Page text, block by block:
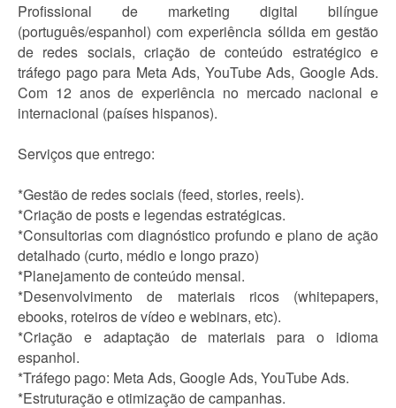
Profissional de marketing digital bilíngue
(português/espanhol) com experiência sólida em gestão
de redes sociais, criação de conteúdo estratégico e
tráfego pago para Meta Ads, YouTube Ads, Google Ads.
Com 12 anos de experiência no mercado nacional e
internacional (países hispanos).
Serviços que entrego:
*Gestão de redes sociais (feed, stories, reels).
*Criação de posts e legendas estratégicas.
*Consultorias com diagnóstico profundo e plano de ação
detalhado (curto, médio e longo prazo)
*Planejamento de conteúdo mensal.
*Desenvolvimento de materiais ricos (whitepapers,
ebooks, roteiros de vídeo e webinars, etc).
*Criação e adaptação de materiais para o idioma
espanhol.
*Tráfego pago: Meta Ads, Google Ads, YouTube Ads.
*Estruturação e otimização de campanhas.